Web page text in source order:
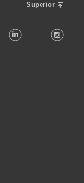
Superior
LinkedIn